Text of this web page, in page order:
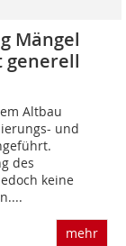
Mängel
generell
Altbau
und
des
keine
mehr